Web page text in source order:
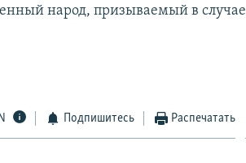
народ, призываемый в случае
Подпишитесь Распечатать